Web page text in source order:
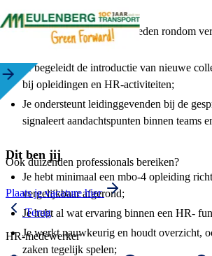
externe partijen;
Je coördineert werkzaamheden rondom
verbetering poortwachter;
Je begeleidt de introductie van nieuwe
bij opleidingen en HR-activiteiten;
Je ondersteunt leidinggevenden bij de
signaleert aandachtspunten binnen teams
Dit ben jij
Je hebt minimaal een mbo-4 opleiding
vergelijkbaar afgerond;
Je hebt al wat ervaring binnen een HR-
Je werkt nauwkeurig en houdt overzicht,
zaken tegelijk spelen;
Ook duizenden professionals bereiken?
Plaats je vacature hier
Terug
HR-medewerker